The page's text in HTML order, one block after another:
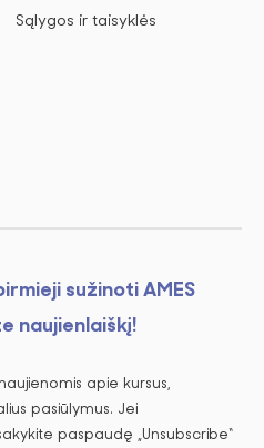
Sąlygos ir taisyklės
sužinoti AMES
naujienlaiškį!
apie kursus,
pasiūlymus. Jei
paspaudę „Unsubscribe“